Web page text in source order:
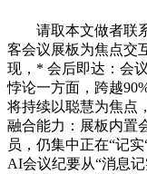
请取本文做者联系
客会议展板为焦点交
现，* 会后即达：会
悖论一方面，跨越
将持续以聪慧为焦点
融合能力：展板内置
员，仍集中正在“记
AI会议纪要从“消息